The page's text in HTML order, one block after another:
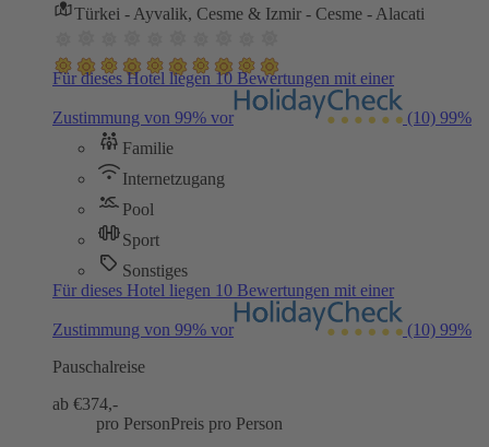
Türkei - Ayvalik, Cesme & Izmir - Cesme - Alacati
Für dieses Hotel liegen 10 Bewertungen mit einer
Zustimmung von 99% vor (10) 99%
Familie
Internetzugang
Pool
Sport
Sonstiges
Für dieses Hotel liegen 10 Bewertungen mit einer
Zustimmung von 99% vor (10) 99%
Pauschalreise
ab €374,-
pro PersonPreis pro Person